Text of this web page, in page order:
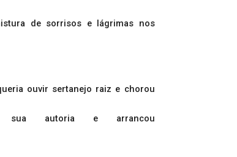
de sorrisos e lágrimas nos
ouvir sertanejo raiz e chorou
sua autoria e arrancou